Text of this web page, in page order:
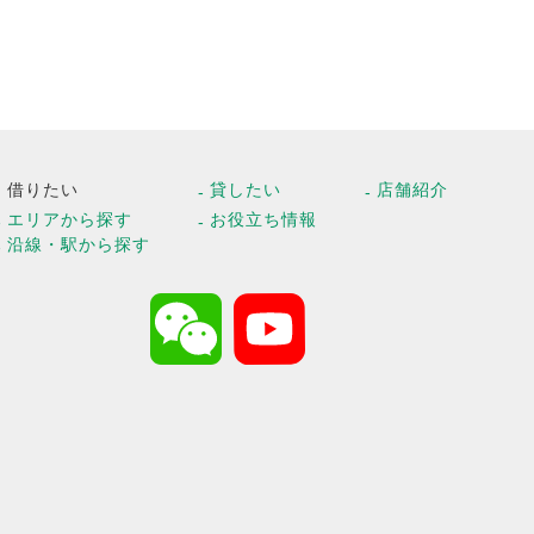
借りたい
エリアから探す
沿線・駅から探す
貸したい
お役立ち情報
店舗紹介